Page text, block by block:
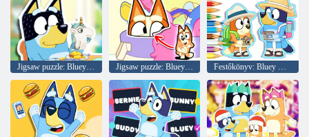
Jigsaw puzzle: Bluey játékidő Jigsaw puzzle: Bluey Hide & Seek Festőkönyv: Bluey Camping